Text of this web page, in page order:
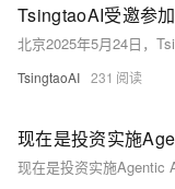
TsingtaoAI受邀参
TsingtaoAI 231
现在是投资实施
现在是投资实施Agentic